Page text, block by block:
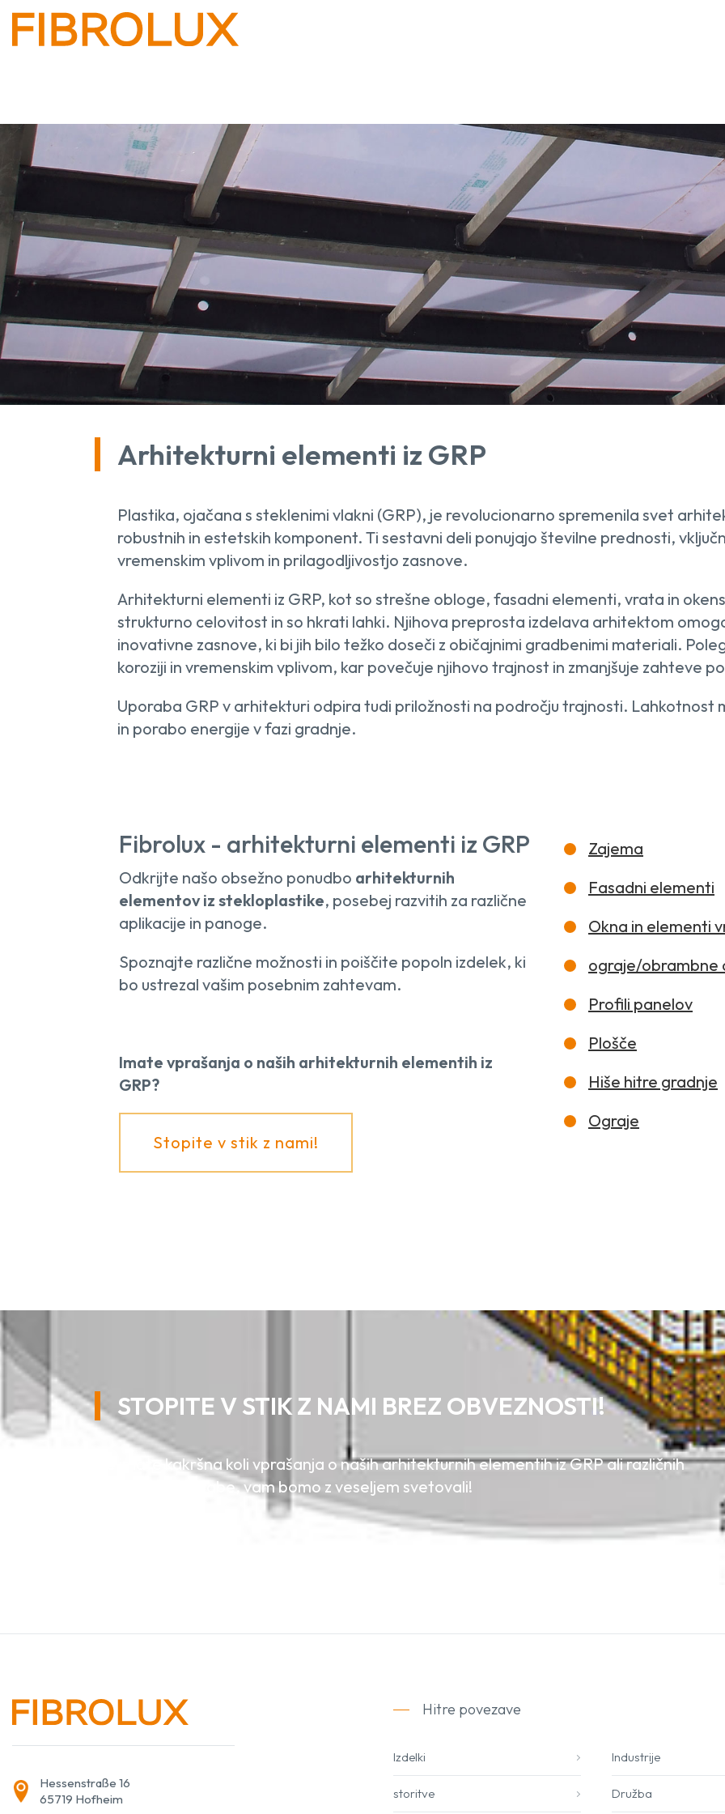
Arhitekturni elementi iz GRP
Plastika, ojačana s steklenimi vlakni (GRP), je revolucionarno spremenila svet
robustnih in estetskih komponent. Ti sestavni deli ponujajo številne prednosti,
vremenskim vplivom in prilagodljivostjo zasnove.
Arhitekturni elementi iz GRP, kot so strešne obloge, fasadni elementi, vrata in
strukturno celovitost in so hkrati lahki. Njihova preprosta izdelava arhitektom
inovativne zasnove, ki bi jih bilo težko doseči z običajnimi gradbenimi materiali.
koroziji in vremenskim vplivom, kar povečuje njihovo trajnost in zmanjšuje zahteve
Uporaba GRP v arhitekturi odpira tudi priložnosti na področju trajnosti. Lahkotnost
in porabo energije v fazi gradnje.
Fibrolux - arhitekturni elementi iz GRP
Odkrijte našo obsežno ponudbo arhitekturnih
elementov iz stekloplastike, posebej razvitih za različne
aplikacije in panoge.
Spoznajte različne možnosti in poiščite popoln izdelek, ki
bo ustrezal vašim posebnim zahtevam.
Imate vprašanja o naših arhitekturnih elementih iz
GRP?
Stopite v stik z nami!
Zajema
Fasadni elementi
Okna in elementi
ograje/obrambne
Profili panelov
Plošče
Hiše hitre gradnje
Ograje
STOPITE V STIK Z NAMI BREZ OBVEZNOSTI!
Če imate kakršna koli vprašanja o naših arhitekturnih elementih iz GRP ali različnih
možnostih uporabe, vam bomo z veseljem svetovali!
Hessenstraße 16
65719 Hofheim
Hitre povezave
Izdelki Industrije
storitve Družba